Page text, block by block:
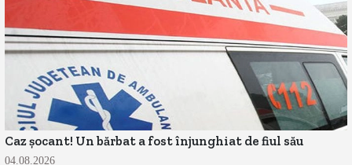
Caz șocant! Un bărbat a fost înjunghiat de fiul său
04.08.2026